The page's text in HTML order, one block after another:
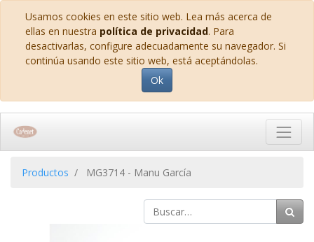
Usamos cookies en este sitio web. Lea más acerca de
ellas en nuestra política de privacidad. Para
desactivarlas, configure adecuadamente su navegador. Si
continúa usando este sitio web, está aceptándolas.
Ok
Productos MG3714 - Manu García